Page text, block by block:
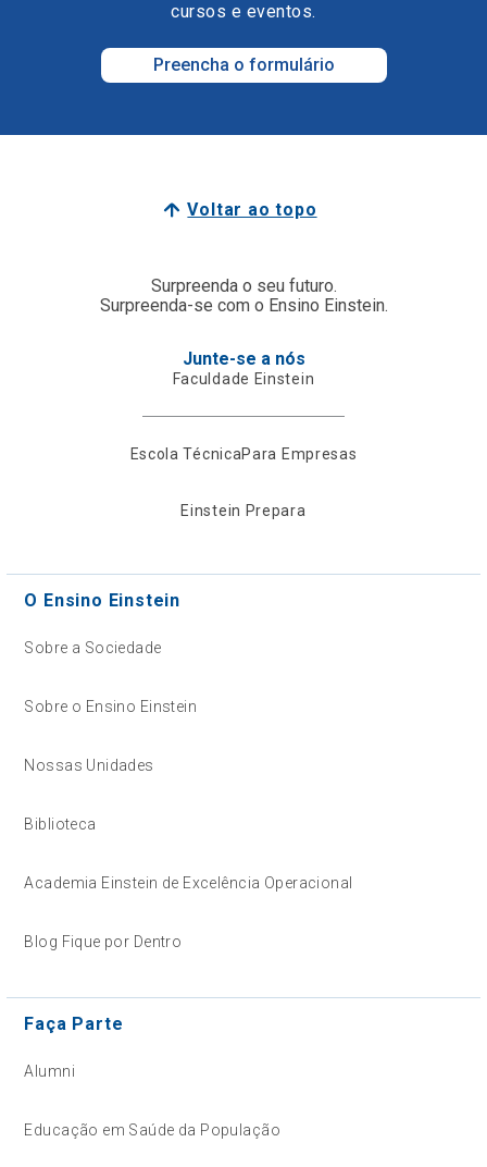
cursos e eventos.
Preencha o formulário
Voltar ao topo
Surpreenda o seu futuro.
Surpreenda-se com o Ensino Einstein.
Junte-se a nós
Faculdade Einstein
Escola TécnicaPara Empresas
Einstein Prepara
O Ensino Einstein
Sobre a Sociedade
Sobre o Ensino Einstein
Nossas Unidades
Biblioteca
Academia Einstein de Excelência Operacional
Blog Fique por Dentro
Faça Parte
Alumni
Educação em Saúde da População